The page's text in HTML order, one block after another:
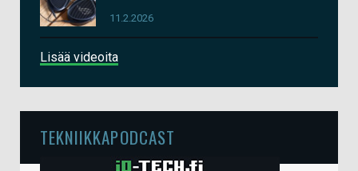
11.2.2026
Lisää videoita
TEKNIIKKAPODCAST